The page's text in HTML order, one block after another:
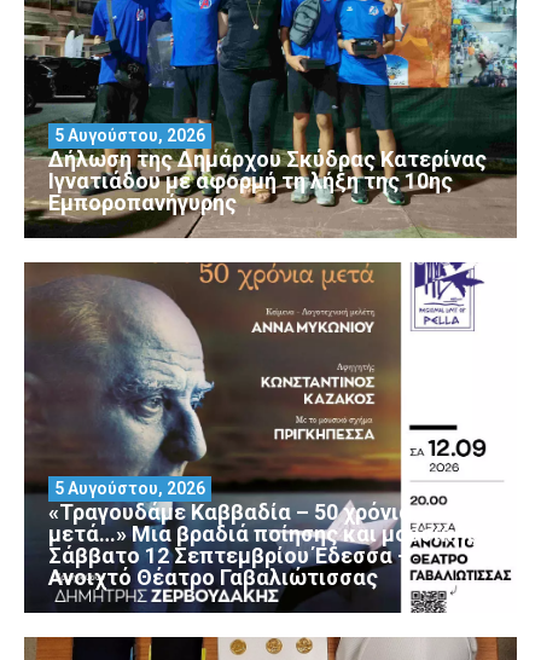
Δήλωση της Δημάρχου Σκύδρας Κατερίνας
Ιγνατιάδου με αφορμή τη λήξη της 10ης
Εμποροπανήγυρης
5 Αυγούστου, 2026
«Τραγουδάμε Καββαδία – 50 χρόνια
μετά…» Μια βραδιά ποίησης και μουσικής
Σάββατο 12 Σεπτεμβρίου Έδεσσα –
Ανοιχτό Θέατρο Γαβαλιώτισσας
5 Αυγούστου, 2026